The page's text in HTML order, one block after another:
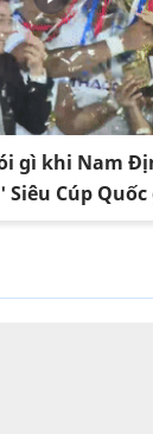
gì khi Nam
Cúp Quốc